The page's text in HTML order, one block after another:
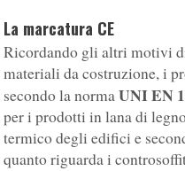
La marcatura CE
Ricordando gli altri motivi
materiali da costruzione, i
secondo la normaUNI EN
per i prodotti in lana di
termico degli edifici e
quanto riguarda i